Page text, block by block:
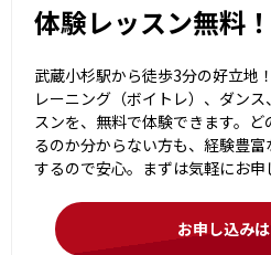
体験レッスン無料！
武蔵小杉駅から徒歩3分の好立地
レーニング（ボイトレ）、ダン
スンを、無料で体験できます。
るのか分からない方も、経験豊
するので安心。まずは気軽にお申
お申し込み